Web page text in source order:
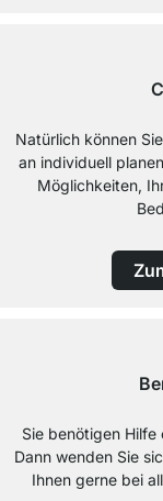
Natürlich können
an individuell
Möglichkeiten,
Sie benötigen Hilfe
Dann wenden Sie
Ihnen gerne bei